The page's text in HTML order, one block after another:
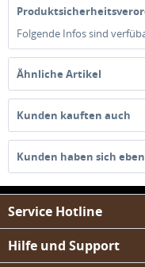
Folgende Infos sind
Ähnliche Artikel
Kunden kauften auch
Kunden haben sich
Service Hotline
Hilfe und Support